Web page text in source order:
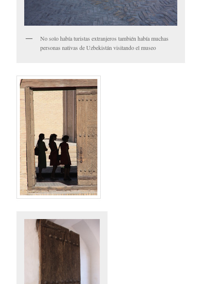
No solo había turistas extranjeros también había muchas
personas nativas de Uzbekistán visitando el museo